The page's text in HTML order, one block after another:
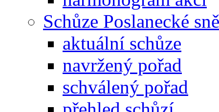
Schůze Poslanecké
aktuální schůze
navržený pořad
schválený pořad